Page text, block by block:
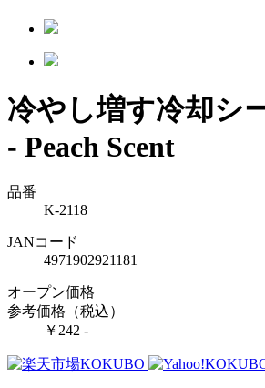
冷やし増す冷却シ
- Peach Scent
品番
K-2118
JANコード
4971902921181
オープン価格
参考価格（税込）
￥242 -